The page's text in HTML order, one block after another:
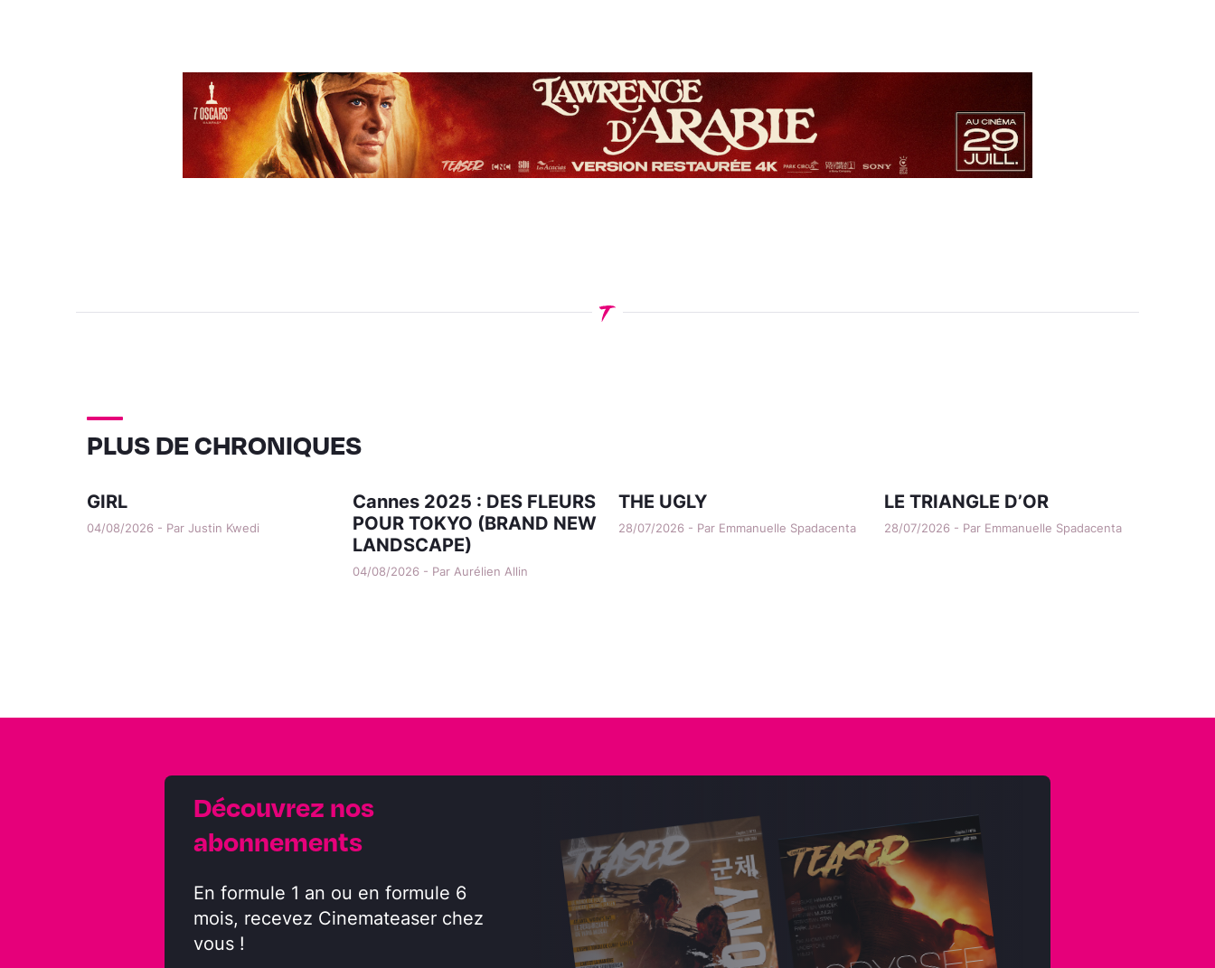
PLUS DE CHRONIQUES
GIRL
04/08/2026 - Par Justin Kwedi
Cannes 2025 : DES FLEURS
POUR TOKYO (BRAND NEW
LANDSCAPE)
04/08/2026 - Par Aurélien Allin
THE UGLY
28/07/2026 - Par Emmanuelle Spadacenta
LE TRIANGLE D’OR
28/07/2026 - Par Emmanuelle Spadacenta
Découvrez nos
abonnements
En formule 1 an ou en formule 6
mois, recevez Cinemateaser chez
vous !